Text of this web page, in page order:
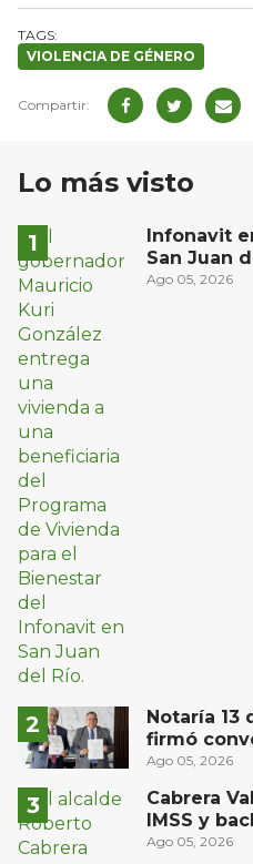
VIOLENCIA DE GÉNERO
Lo más visto
Infonavit
San Juan
bajos
Ago 05, 2026
Notaría 13
firmó
Privada
Ago 05, 2026
Cabrera
IMSS y
oriente de
Ago 05, 2026